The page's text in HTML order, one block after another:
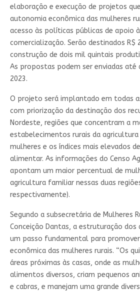
elaboração e execução de projetos
autonomia econômica das mulheres
acesso às políticas públicas de apoio
comercialização. Serão destinados R$
construção de dois mil quintais
As propostas podem ser enviadas até
2023.
O projeto será implantado em todas
com priorização da destinação dos
Nordeste, regiões que concentram a
estabelecimentos rurais da
mulheres e os índices mais elevados
alimentar. As informações do Censo
apontam um maior percentual de
agricultura familiar nessas duas
respectivamente).
Segundo a subsecretária de Mulheres
Conceição Dantas, a estruturação
um passo fundamental para
econômica das mulheres rurais. “Os
áreas próximas às casas, onde as
alimentos diversos, criam pequenos
e cabras, e manejam uma grande